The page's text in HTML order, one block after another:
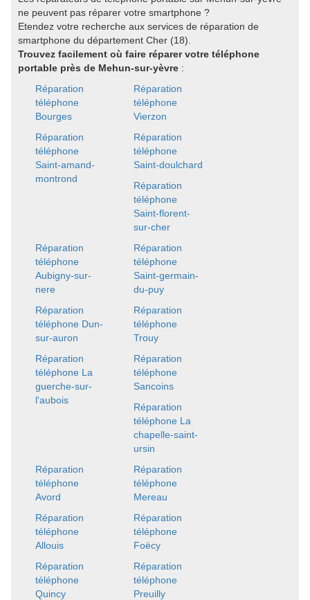
ne peuvent pas réparer votre smartphone ?
Etendez votre recherche aux services de réparation de
smartphone du département Cher (18).
Trouvez facilement où faire réparer votre téléphone
portable près de Mehun-sur-yèvre :
Réparation
téléphone
Bourges
Réparation
téléphone
Vierzon
Réparation
téléphone
Saint-amand-
montrond
Réparation
téléphone
Saint-doulchard
Réparation
téléphone
Saint-florent-
sur-cher
Réparation
téléphone
Aubigny-sur-
nere
Réparation
téléphone
Saint-germain-
du-puy
Réparation
téléphone Dun-
sur-auron
Réparation
téléphone
Trouy
Réparation
téléphone La
guerche-sur-
l'aubois
Réparation
téléphone
Sancoins
Réparation
téléphone La
chapelle-saint-
ursin
Réparation
téléphone
Avord
Réparation
téléphone
Mereau
Réparation
téléphone
Allouis
Réparation
téléphone
Foëcy
Réparation
téléphone
Quincy
Réparation
téléphone
Preuilly